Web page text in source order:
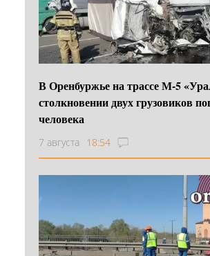
В Оренбуржье на трассе М-5
столкновении двух грузовиков
человека
7 августа 18:54